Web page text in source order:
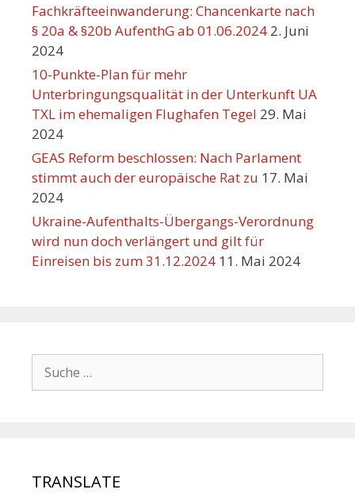
Fachkräfteeinwanderung: Chancenkarte nach
§ 20a & §20b AufenthG ab 01.06.2024 2. Juni
2024
10-Punkte-Plan für mehr
Unterbringungsqualität in der Unterkunft UA
TXL im ehemaligen Flughafen Tegel 29. Mai
2024
GEAS Reform beschlossen: Nach Parlament
stimmt auch der europäische Rat zu 17. Mai
2024
Ukraine-Aufenthalts-Übergangs-Verordnung
wird nun doch verlängert und gilt für
Einreisen bis zum 31.12.2024 11. Mai 2024
TRANSLATE